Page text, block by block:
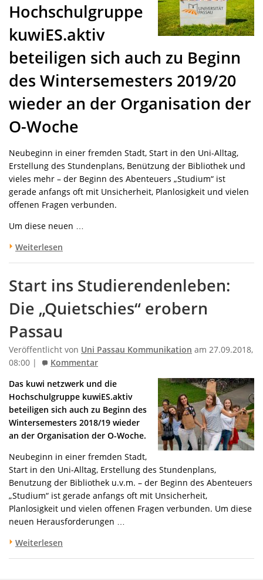
Hochschulgruppe
kuwiES.aktiv
beteiligen sich auch zu Beginn
des Wintersemesters 2019/20
wieder an der Organisation der
O-Woche
Neubeginn in einer fremden Stadt, Start in den Uni-Alltag,
Erstellung des Stundenplans, Benützung der Bibliothek und
vieles mehr – der Beginn des Abenteuers „Studium“ ist
gerade anfangs oft mit Unsicherheit, Planlosigkeit und vielen
offenen Fragen verbunden.
Um diese neuen …
Weiterlesen
Start ins Studierendenleben:
Die „Quietschies“ erobern
Passau
Veröffentlicht von Uni Passau Kommunikation am 27.09.2018,
08:00 |
Kommentar
Das kuwi netzwerk und die
Hochschulgruppe kuwiES.aktiv
beteiligen sich auch zu Beginn des
Wintersemesters 2018/19 wieder
an der Organisation der O-Woche.
Neubeginn in einer fremden Stadt,
Start in den Uni-Alltag, Erstellung des Stundenplans,
Benutzung der Bibliothek u.v.m. – der Beginn des Abenteuers
„Studium“ ist gerade anfangs oft mit Unsicherheit,
Planlosigkeit und vielen offenen Fragen verbunden. Um diese
neuen Herausforderungen …
Weiterlesen